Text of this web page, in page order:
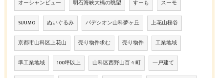
オーシャンビュー 明石海峡大橋の眺望 すーも スーモ
SUUMO ぬいぐるみ パデシオン山科夢ヶ丘 上花山桜谷
京都市山科区上花山 売り物件求む 売り物件 工業地域
準工業地域 100坪以上 山科区西野山百々町 一戸建て